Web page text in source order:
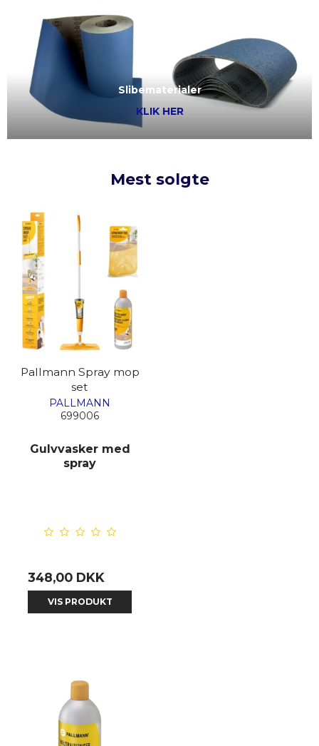
Slibematerialer
KLIK HER
Mest solgte
Pallmann Spray mop
set
PALLMANN
699006
Gulvvasker med
spray
348,00 DKK
VIS PRODUKT